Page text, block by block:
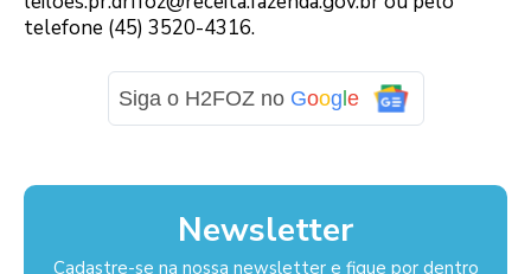
telefone (45) 3520-4316.
Siga o H2FOZ no Goog e
Newsletter
Cadastre-se na nossa newsletter e fique por dentro